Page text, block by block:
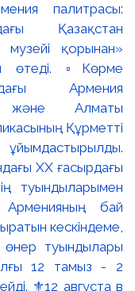
палитрасы:
Қазақстан
музейі қорынан»
өтеді. ▫️Көрме
Армения
және Алматы
Құрметті
ХХ ғасырдағы
туындыларымен
бай
кескіндеме,
өнер туындылары
12 тамыз - 2
⚜️12 августа в